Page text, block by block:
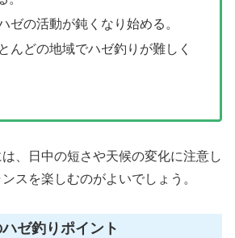
ゼの活動が鈍くなり始める。
んどの地域でハゼ釣りが難しく
、日中の短さや天候の変化に注意し
スを楽しむのがよいでしょう。
ゼ釣りポイント